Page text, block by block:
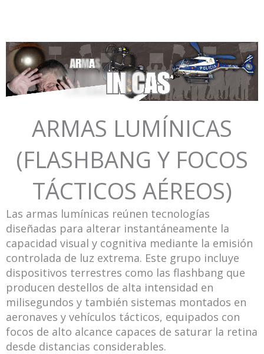
contenidoARMAS LUMÍNICAS
(FLASHBANG Y FOCOS
TÁCTICOS AÉREOS)
Las armas lumínicas reúnen tecnologías
diseñadas para alterar instantáneamente la
capacidad visual y cognitiva mediante la emisión
controlada de luz extrema. Este grupo incluye
dispositivos terrestres como las flashbang que
producen destellos de alta intensidad en
milisegundos y también sistemas montados en
aeronaves y vehículos tácticos, equipados con
focos de alto alcance capaces de saturar la retina
desde distancias considerables.